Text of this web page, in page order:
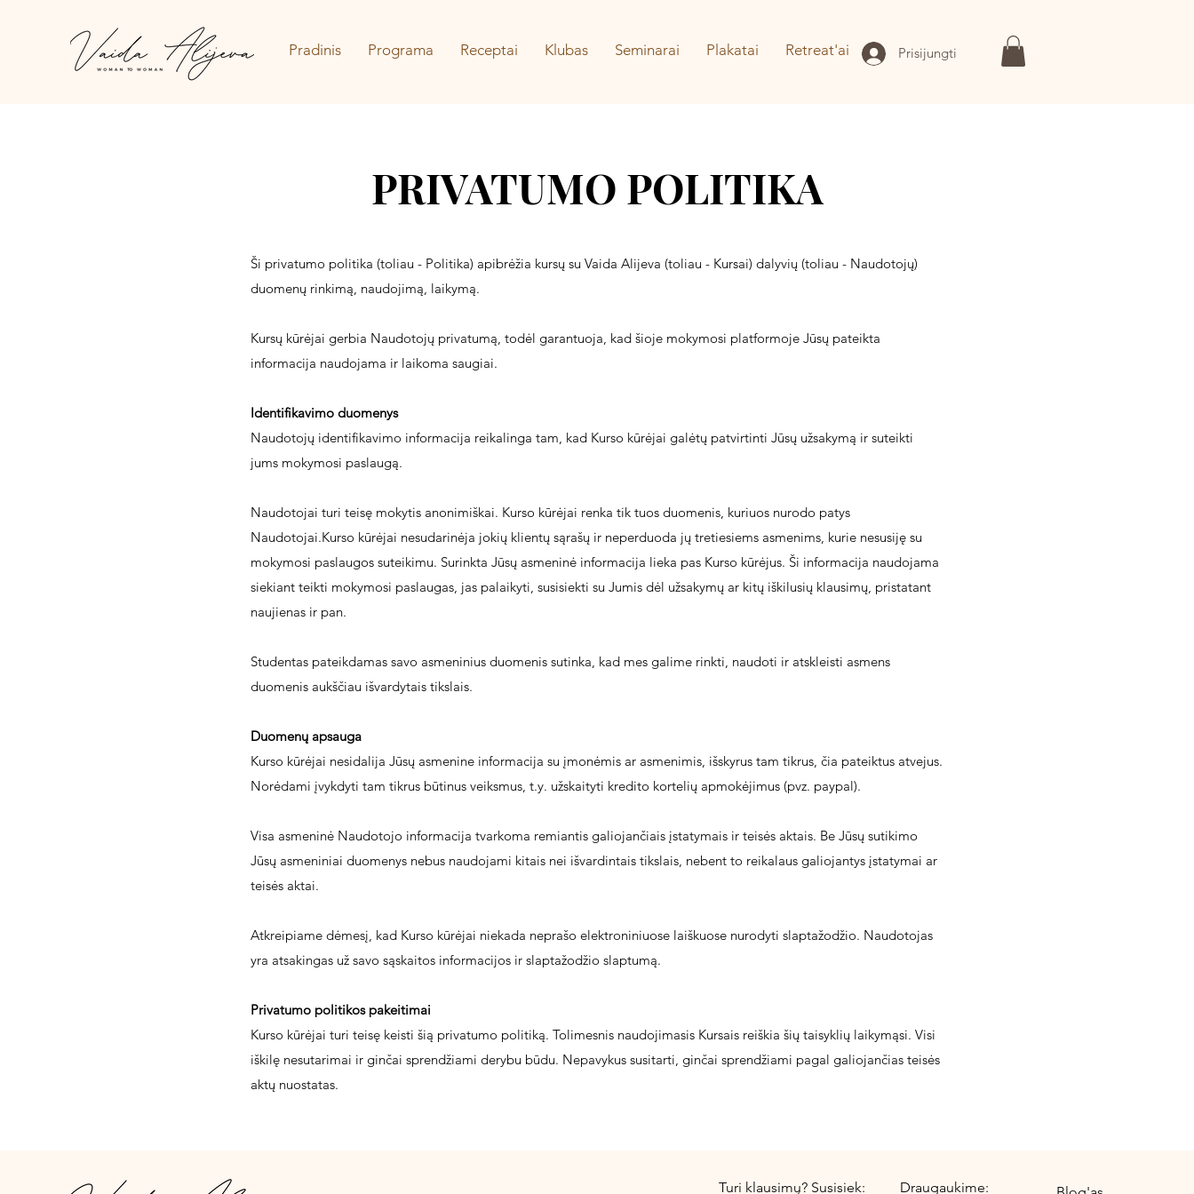
Pradinis Programa Receptai Klubas Seminarai Plakatai Retreat'ai Prisijungti
PRIVATUMO POLITIKA
Ši privatumo politika (toliau - Politika) apibrėžia kursų su Vaida Alijeva (toliau - Kursai) dalyvių (toliau - Naudotojų)
duomenų rinkimą, naudojimą, laikymą.
Kursų kūrėjai gerbia Naudotojų privatumą, todėl garantuoja, kad šioje mokymosi platformoje Jūsų pateikta
informacija naudojama ir laikoma saugiai.
Identifikavimo duomenys
Naudotojų identifikavimo informacija reikalinga tam, kad Kurso kūrėjai galėtų patvirtinti Jūsų užsakymą ir suteikti
jums mokymosi paslaugą.
Naudotojai turi teisę mokytis anonimiškai. Kurso kūrėjai renka tik tuos duomenis, kuriuos nurodo patys
Naudotojai.Kurso kūrėjai nesudarinėja jokių klientų sąrašų ir neperduoda jų tretiesiems asmenims, kurie nesusiję su
mokymosi paslaugos suteikimu. Surinkta Jūsų asmeninė informacija lieka pas Kurso kūrėjus. Ši informacija naudojama
siekiant teikti mokymosi paslaugas, jas palaikyti, susisiekti su Jumis dėl užsakymų ar kitų iškilusių klausimų, pristatant
naujienas ir pan.
Studentas pateikdamas savo asmeninius duomenis sutinka, kad mes galime rinkti, naudoti ir atskleisti asmens
duomenis aukščiau išvardytais tikslais.
Duomenų apsauga
Kurso kūrėjai nesidalija Jūsų asmenine informacija su įmonėmis ar asmenimis, išskyrus tam tikrus, čia pateiktus atvejus.
Norėdami įvykdyti tam tikrus būtinus veiksmus, t.y. užskaityti kredito kortelių apmokėjimus (pvz. paypal).
Visa asmeninė Naudotojo informacija tvarkoma remiantis galiojančiais įstatymais ir teisės aktais. Be Jūsų sutikimo
Jūsų asmeniniai duomenys nebus naudojami kitais nei išvardintais tikslais, nebent to reikalaus galiojantys įstatymai ar
teisės aktai.
Atkreipiame dėmesį, kad Kurso kūrėjai niekada neprašo elektroniniuose laiškuose nurodyti slaptažodžio. Naudotojas
yra atsakingas už savo sąskaitos informacijos ir slaptažodžio slaptumą.
Privatumo politikos pakeitimai
Kurso kūrėjai turi teisę keisti šią privatumo politiką. Tolimesnis naudojimasis Kursais reiškia šių taisyklių laikymąsi. Visi
iškilę nesutarimai ir ginčai sprendžiami derybu būdu. Nepavykus susitarti, ginčai sprendžiami pagal galiojančias teisės
aktų nuostatas.
Turi klausimų? Susisiek: Draugaukime: